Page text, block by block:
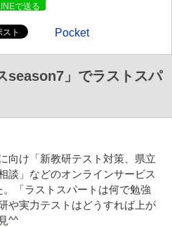
で送る
Pocket
season7」でラストスパ
向け「新教研テスト対策、県立
談」などのオンラインサービス
「ラストスパートは何で勉強
や実力テストはどうすれば上が
^^